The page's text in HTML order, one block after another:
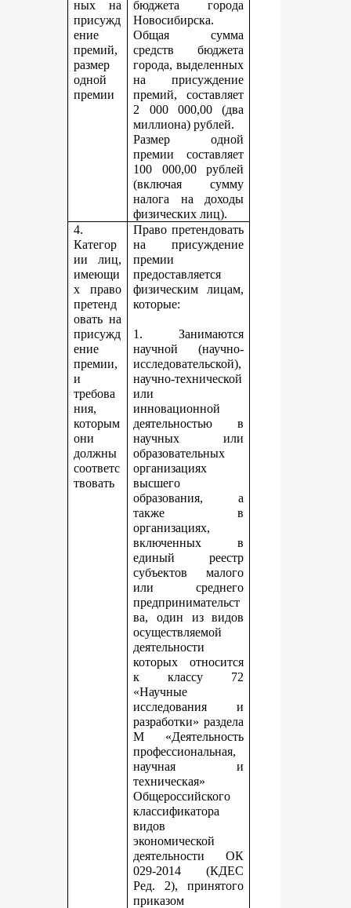
ных на
присужд
ение
премий,
размер
одной
премии
бюджета города
Новосибирска.
Общая сумма
средств бюджета
города, выделенных
на присуждение
премий, составляет
2 000 000,00 (два
миллиона) рублей.
Размер одной
премии составляет
100 000,00 рублей
(включая сумму
налога на доходы
физических лиц).
4.
Категор
ии лиц,
имеющи
х право
претенд
овать на
присужд
ение
премии,
и
требова
ния,
которым
они
должны
соответс
твовать
Право претендовать
на присуждение
премии
предоставляется
физическим лицам,
которые:
1. Занимаются
научной (научно-
исследовательской),
научно-технической
или
инновационной
деятельностью в
научных или
образовательных
организациях
высшего
образования, а
также в
организациях,
включенных в
единый реестр
субъектов малого
или среднего
предпринимательст
ва, один из видов
осуществляемой
деятельности
которых относится
к классу 72
«Научные
исследования и
разработки» раздела
М «Деятельность
профессиональная,
научная и
техническая»
Общероссийского
классификатора
видов
экономической
деятельности ОК
029-2014 (КДЕС
Ред. 2), принятого
приказом